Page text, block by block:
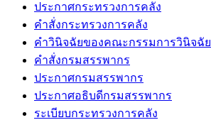
ประกาศกระทรวงการคลัง
คำสั่งกระทรวงการคลัง
คำวินิจฉัยของคณะกรรมการวินิจฉั
คำสั่งกรมสรรพากร
ประกาศกรมสรรพากร
ประกาศอธิบดีกรมสรรพากร
ระเบียบกระทรวงการคลัง